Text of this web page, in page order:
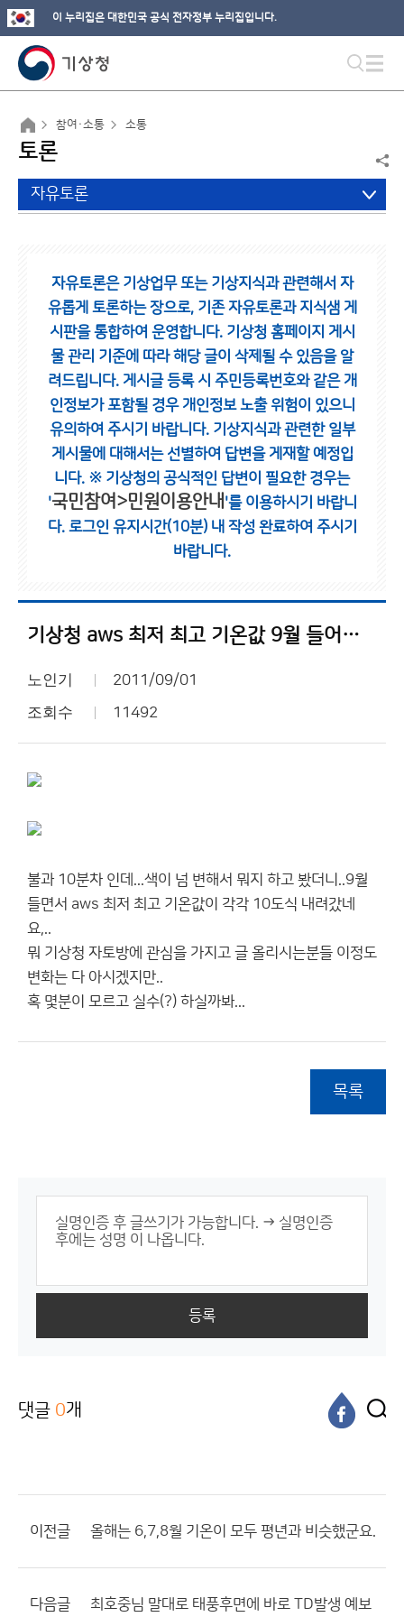
이 누리집은 대한민국 공식 전자정부 누리집입니다.
참여·소통 소통
토론
자유토론
자유토론은 기상업무 또는 기상지식과 관련해서 자
유롭게 토론하는 장으로, 기존 자유토론과 지식샘 게
시판을 통합하여 운영합니다. 기상청 홈페이지 게시
물 관리 기준에 따라 해당 글이 삭제될 수 있음을 알
려드립니다. 게시글 등록 시 주민등록번호와 같은 개
인정보가 포함될 경우 개인정보 노출 위험이 있으니
유의하여 주시기 바랍니다. 기상지식과 관련한 일부
게시물에 대해서는 선별하여 답변을 게재할 예정입
니다. ※ 기상청의 공식적인 답변이 필요한 경우는
'국민참여>민원이용안내 '를 이용하시기 바랍니
다. 로그인 유지시간(10분) 내 작성 완료하여 주시기
바랍니다.
기상청 aws 최저 최고 기온값 9월 들어서면서 바뀌었네요..
노인기 2011/09/01
조회수 11492
불과 10분차 인데...색이 넘 변해서 뭐지 하고 봤더니..9월
들면서 aws 최저 최고 기온값이 각각 10도식 내려갔네
요,..
뭐 기상청 자토방에 관심을 가지고 글 올리시는분들 이정도
변화는 다 아시겠지만..
혹 몇분이 모르고 실수(?) 하실까봐...
목록
등록
댓글 0개
이전글 올해는 6,7,8월 기온이 모두 평년과 비슷했군요.
다음글 최호중님 말대로 태풍후면에 바로 TD발생 예보